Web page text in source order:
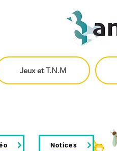
Jeux et T.N.M
Notices